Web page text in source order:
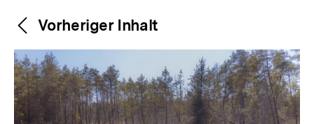
Weitere
Inhalte
Content-
Navigation
Vorheriger Inhalt